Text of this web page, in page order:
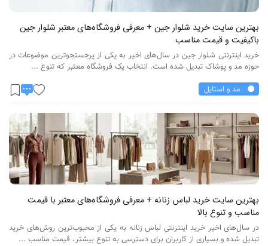
بهترین سایت خرید شلوار جین + معرفی فروشگاه‌های معتبر شلوار جین
باکیفیت و قیمت مناسب
خرید اینترنتی شلوار جین در سال‌های اخیر به یکی از پرجستجوترین موضوعات در
حوزه مد و پوشاک تبدیل شده است. انتخاب یک فروشگاه معتبر که تنوع ...
مد و استایل
بهترین سایت‌ خرید لباس زنانه + معرفی فروشگاه‌های معتبر با قیمت
مناسب و تنوع بالا
در سال‌های اخیر خرید اینترنتی لباس زنانه به یکی از محبوب‌ترین روش‌های خرید
تبدیل شده و بسیاری از کاربران برای دسترسی به تنوع بیشتر، قیمت مناسب ...